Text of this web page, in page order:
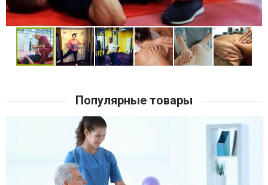
Популярные товары